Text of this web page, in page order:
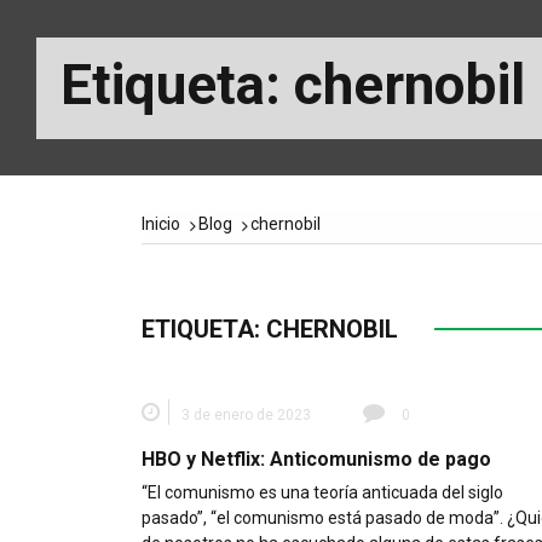
Etiqueta: chernobil
Inicio Blog chernobil
ETIQUETA: CHERNOBIL
3 de enero de 2023 0
HBO y Netflix: Anticomunismo de pago
“El comunismo es una teoría anticuada del siglo
pasado”, “el comunismo está pasado de moda”.